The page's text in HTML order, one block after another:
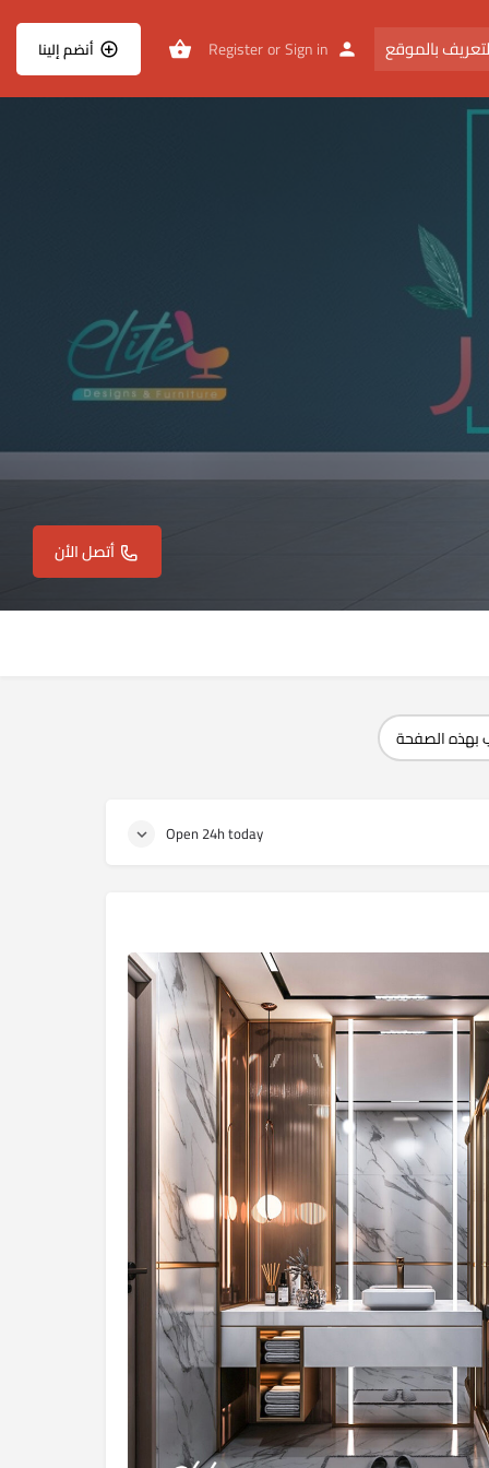
بالموقع Sign in
or
Register أنضم إلينا
أتصل الأن
بهذه الصفحة
Open 24h today